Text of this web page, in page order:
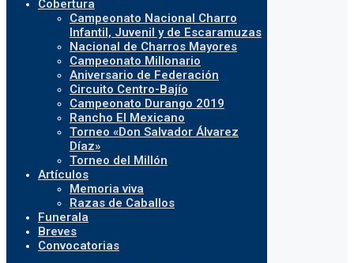
Cobertura
Campeonato Nacional Charro
Infantil, Juvenil y de Escaramuzas
Nacional de Charros Mayores
Campeonato Millonario
Aniversario de Federación
Circuito Centro-Bajío
Campeonato Durango 2019
Rancho El Mexicano
Torneo «Don Salvador Álvarez
Díaz»
Torneo del Millón
Artículos
Memoria viva
Razas de Caballos
Funerala
Breves
Convocatorias